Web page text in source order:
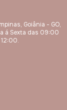
Goiânia - GO,
á Sexta das 09:00